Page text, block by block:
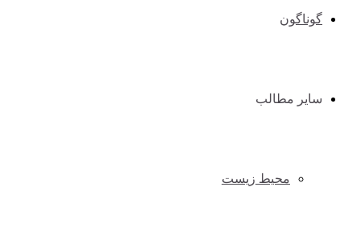
گوناگون
سایر مطالب
محیط زیست